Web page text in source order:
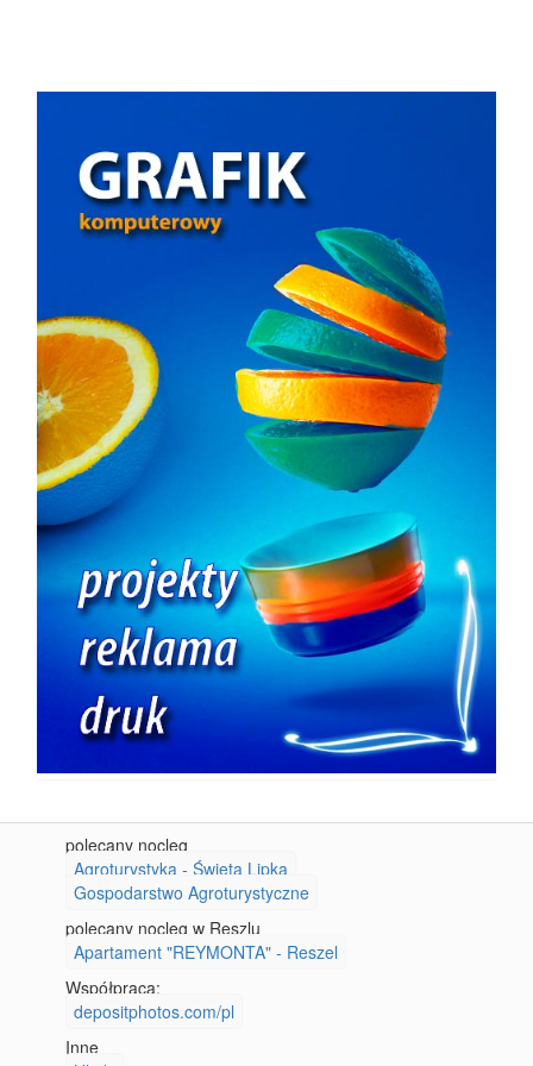
polecany nocleg
Agroturystyka - Święta Lipka
Gospodarstwo Agroturystyczne
polecany nocleg w Reszlu
Apartament "REYMONTA" - Reszel
Współpraca:
depositphotos.com/pl
Inne